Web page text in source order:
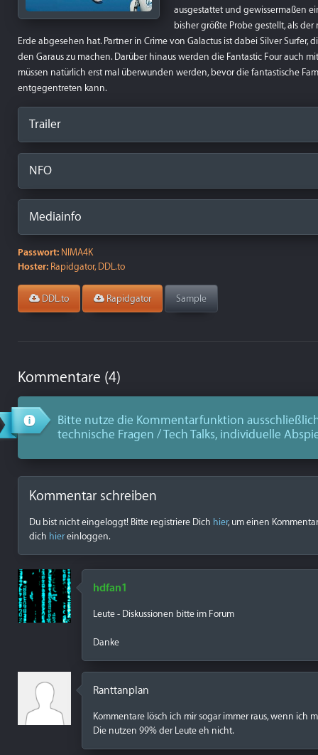
ausgestattet und gewissermaßen
bisher größte Probe gestellt, als
Erde abgesehen hat. Partner in Crime von Galactus ist dabei Silver
den Garaus zu machen. Darüber hinaus werden die Fantastic Four auch
müssen natürlich erst mal überwunden werden, bevor die fantastische
entgegentreten kann.
Trailer
NFO
Mediainfo
Passwort: NIMA4K
Hoster: Rapidgator, DDL.to
DDL.to Rapidgator Sample
Kommentare (4)
Bitte nutze die Kommentarfunktion
technische Fragen / Tech Talks, individuelle
Kommentar schreiben
Du bist nicht eingeloggt! Bitte registriere Dich hier, um einen
dich hiereinloggen.
hdfan1
Leute - Diskussionen bitte im Forum
Danke
Ranttanplan
Kommentare lösch ich mir sogar immer raus, wenn ich
Die nutzen 99% der Leute eh nicht.